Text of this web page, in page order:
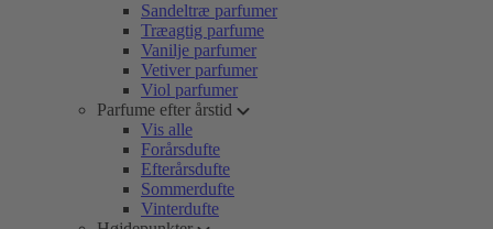
Sandeltræ parfumer
Træagtig parfume
Vanilje parfumer
Vetiver parfumer
Viol parfumer
Parfume efter årstid
Vis alle
Forårsdufte
Efterårsdufte
Sommerdufte
Vinterdufte